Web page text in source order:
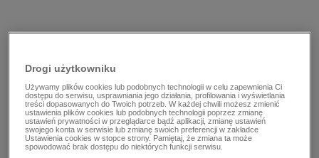
Drogi użytkowniku
Używamy plików cookies lub podobnych technologii w celu zapewnienia Ci
dostępu do serwisu, usprawniania jego działania, profilowania i wyświetlania
treści dopasowanych do Twoich potrzeb. W każdej chwili możesz zmienić
ustawienia plików cookies lub podobnych technologii poprzez zmianę
ustawień prywatności w przeglądarce bądź aplikacji, zmianę ustawień
swojego konta w serwisie lub zmianę swoich preferencji w zakładce
Ustawienia cookies w stopce strony. Pamiętaj, że zmiana ta może
spowodować brak dostępu do niektórych funkcji serwisu.